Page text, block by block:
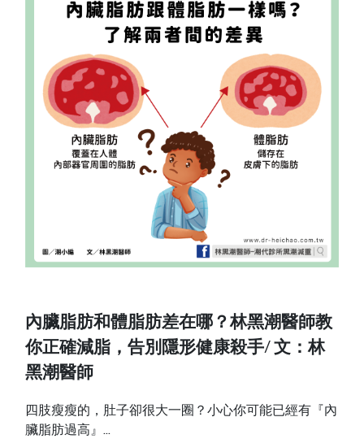
內臟脂肪和體脂肪差在哪？林黑潮醫師教
你正確減脂，告別隱形健康殺手/ 文：林
黑潮醫師
四肢瘦瘦的，肚子卻很大一圈？小心你可能已經有『內
臟脂肪過高』...